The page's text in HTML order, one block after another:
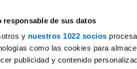
responsable de sus datos
y nuestros 1022 socios
como las cookies para
publicidad y contenido